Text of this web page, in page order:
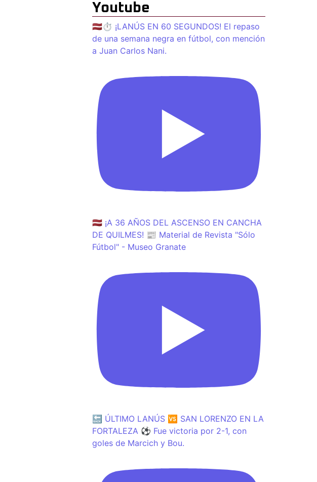
Youtube
🇱🇻⏱️ ¡LANÚS EN 60 SEGUNDOS! El repaso
de una semana negra en fútbol, con mención
a Juan Carlos Nani.
🇱🇻 ¡A 36 AÑOS DEL ASCENSO EN CANCHA
DE QUILMES! 📰 Material de Revista "Sólo
Fútbol" - Museo Granate
🔙 ÚLTIMO LANÚS 🆚 SAN LORENZO EN LA
FORTALEZA ⚽️ Fue victoria por 2-1, con
goles de Marcich y Bou.